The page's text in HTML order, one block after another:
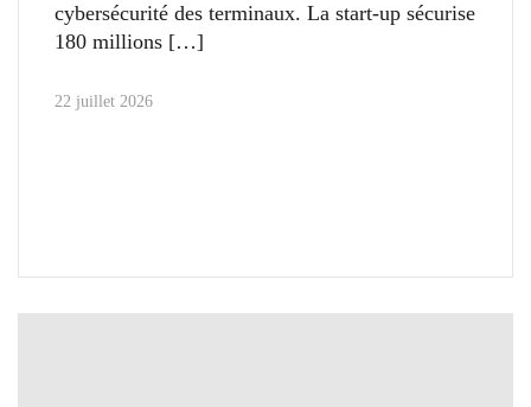
cybersécurité des terminaux. La start-up sécurise
180 millions
22 juillet 2026